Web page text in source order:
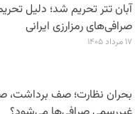
آبان تتر تحریم شد؛ دلیل
صرافی‌های رمزارزی ایرانی
۱۷ مرداد ۱۴۰۵
بحران نظارت؛ صف برداشت،